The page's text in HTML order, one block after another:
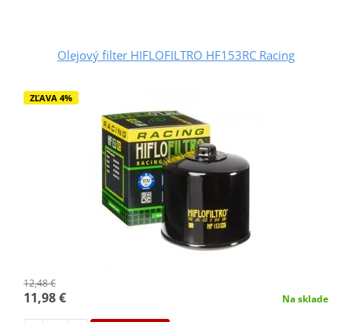
Olejový filter HIFLOFILTRO HF153RC Racing
ZĽAVA 4%
12,48 €
11,98 € Na sklade